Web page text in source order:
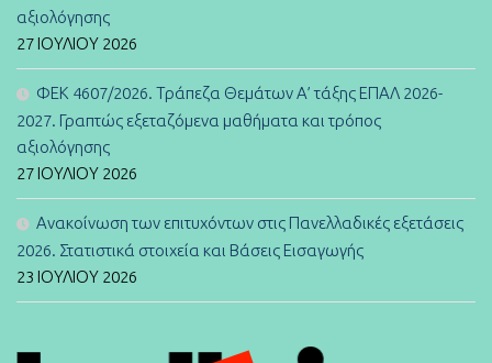
αξιολόγησης
27 ΙΟΥΛΊΟΥ 2026
ΦΕΚ 4607/2026. Τράπεζα Θεμάτων Α’ τάξης ΕΠΑΛ 2026-
2027. Γραπτώς εξεταζόμενα μαθήματα και τρόπος
αξιολόγησης
27 ΙΟΥΛΊΟΥ 2026
Ανακοίνωση των επιτυχόντων στις Πανελλαδικές εξετάσεις
2026. Στατιστικά στοιχεία και Βάσεις Εισαγωγής
23 ΙΟΥΛΊΟΥ 2026